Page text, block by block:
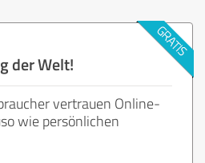
der Welt!
vertrauen Online-
wie persönlichen